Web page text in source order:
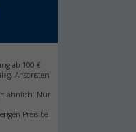
Eisbeutel
essen
ab 100 €
Ansonsten
ähnlich. Nur
Preis bei